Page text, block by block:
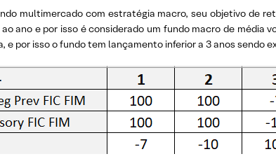
multimercado com estratégia macro, seu objetivo de
ano e por isso é considerado um fundo macro de média
por isso o fundo tem lançamento inferior a 3 anos sendo